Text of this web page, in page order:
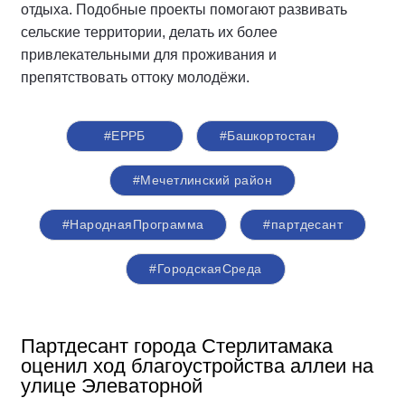
отдыха. Подобные проекты помогают развивать
сельские территории, делать их более
привлекательными для проживания и
препятствовать оттоку молодёжи.
#ЕРРБ #Башкортостан
#Мечетлинский район
#НароднаяПрограмма #партдесант
#ГородскаяСреда
Партдесант города Стерлитамака
оценил ход благоустройства аллеи на
улице Элеваторной